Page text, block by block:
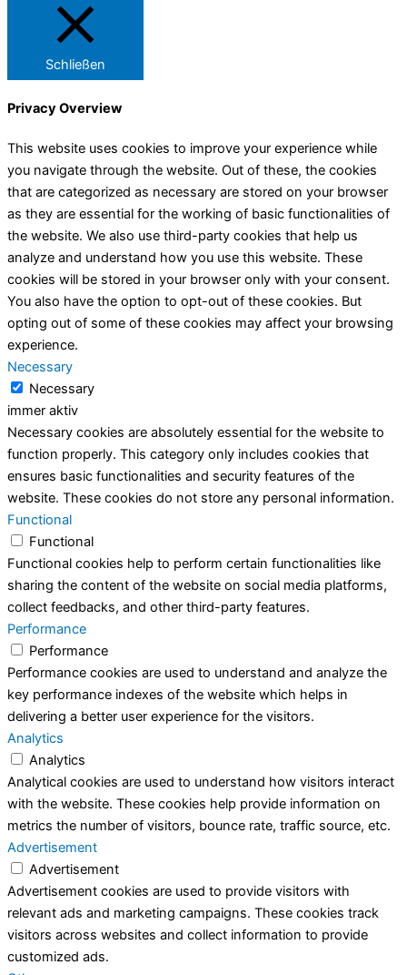
Schließen
Privacy Overview
This website uses cookies to improve your experience while
you navigate through the website. Out of these, the cookies
that are categorized as necessary are stored on your browser
as they are essential for the working of basic functionalities of
the website. We also use third-party cookies that help us
analyze and understand how you use this website. These
cookies will be stored in your browser only with your consent.
You also have the option to opt-out of these cookies. But
opting out of some of these cookies may affect your browsing
experience.
Necessary
Necessary
immer aktiv
Necessary cookies are absolutely essential for the website to
function properly. This category only includes cookies that
ensures basic functionalities and security features of the
website. These cookies do not store any personal information.
Functional
Functional
Functional cookies help to perform certain functionalities like
sharing the content of the website on social media platforms,
collect feedbacks, and other third-party features.
Performance
Performance
Performance cookies are used to understand and analyze the
key performance indexes of the website which helps in
delivering a better user experience for the visitors.
Analytics
Analytics
Analytical cookies are used to understand how visitors interact
with the website. These cookies help provide information on
metrics the number of visitors, bounce rate, traffic source, etc.
Advertisement
Advertisement
Advertisement cookies are used to provide visitors with
relevant ads and marketing campaigns. These cookies track
visitors across websites and collect information to provide
customized ads.